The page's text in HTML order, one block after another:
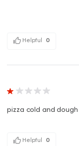
Helpful 0
pizza cold and
Helpful 0